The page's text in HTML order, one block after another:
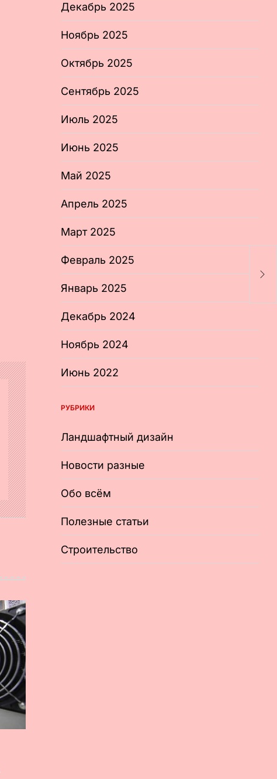
Декабрь 2025
Ноябрь 2025
Октябрь 2025
Сентябрь 2025
Июль 2025
Июнь 2025
Май 2025
Апрель 2025
Март 2025
Февраль 2025
Январь 2025
Декабрь 2024
Ноябрь 2024
Июнь 2022
РУБРИКИ
Ландшафтный дизайн
Новости разные
Обо всём
Полезные статьи
Строительство